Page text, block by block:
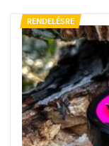
RENDELÉSRE